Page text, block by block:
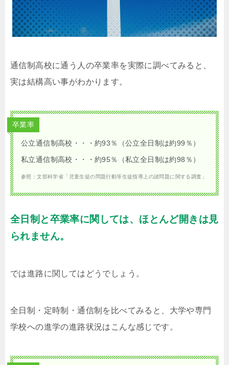
通信制高校に通う人の卒業率を実際に調べてみると、
実は結構高い事がわかります。
卒業率
公立通信制高校・・・約93％（公立全日制は約99％）
私立通信制高校・・・約95％（私立全日制は約98％）
参照：文部科学省「児童生徒の問題行動等生徒指導上の諸問題に関する調査」
全日制と卒業率に関しては、ほとんど開きは見
られません。
では進路に関してはどうでしょう。
全日制・定時制・通信制を比べてみると、大学や専門
学校への進学の進路状況はこんな感じです。